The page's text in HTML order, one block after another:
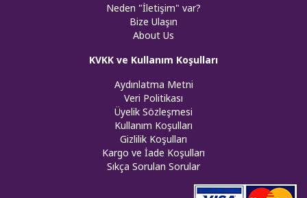
Neden "İletişim" var?
Bize Ulaşın
About Us
KVKK ve Kullanım Koşulları
Aydınlatma Metni
Veri Politikası
Üyelik Sözleşmesi
Kullanım Koşulları
Gizlilik Koşulları
Kargo ve İade Koşulları
Sıkça Sorulan Sorular